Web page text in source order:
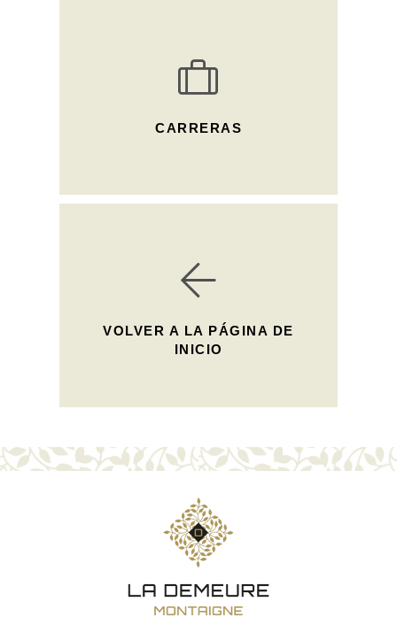
CARRERAS
VOLVER A LA PÁGINA DE
INICIO